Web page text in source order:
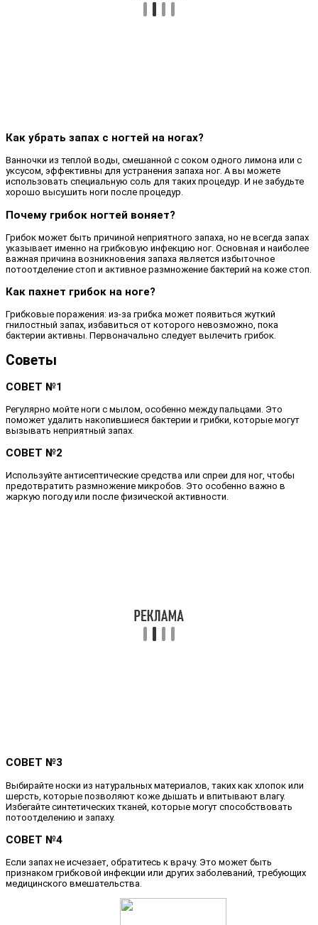
Как убрать запах с ногтей на ногах?
Ванночки из теплой воды, смешанной с соком одного лимона или с
уксусом, эффективны для устранения запаха ног. А вы можете
использовать специальную соль для таких процедур. И не забудьте
хорошо высушить ноги после процедур.
Почему грибок ногтей воняет?
Грибок может быть причиной неприятного запаха, но не всегда запах
указывает именно на грибковую инфекцию ног. Основная и наиболее
важная причина возникновения запаха является избыточное
потоотделение стоп и активное размножение бактерий на коже стоп.
Как пахнет грибок на ноге?
Грибковые поражения: из-за грибка может появиться жуткий
гнилостный запах, избавиться от которого невозможно, пока
бактерии активны. Первоначально следует вылечить грибок.
Советы
СОВЕТ №1
Регулярно мойте ноги с мылом, особенно между пальцами. Это
поможет удалить накопившиеся бактерии и грибки, которые могут
вызывать неприятный запах.
СОВЕТ №2
Используйте антисептические средства или спреи для ног, чтобы
предотвратить размножение микробов. Это особенно важно в
жаркую погоду или после физической активности.
СОВЕТ №3
Выбирайте носки из натуральных материалов, таких как хлопок или
шерсть, которые позволяют коже дышать и впитывают влагу.
Избегайте синтетических тканей, которые могут способствовать
потоотделению и запаху.
СОВЕТ №4
Если запах не исчезает, обратитесь к врачу. Это может быть
признаком грибковой инфекции или других заболеваний, требующих
медицинского вмешательства.